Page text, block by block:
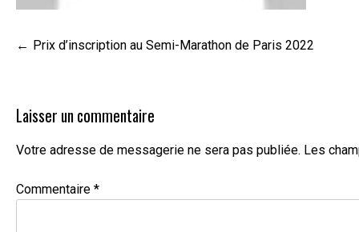
Navigation
Prix d’inscription au Semi-Marathon de Paris 2022
Laisser un commentaire
Votre adresse de messagerie ne sera pas publiée. Les
Commentaire *